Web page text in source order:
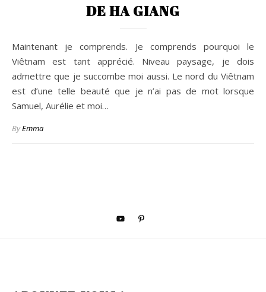
DE HA GIANG
Maintenant je comprends. Je comprends pourquoi le
Viêtnam est tant apprécié. Niveau paysage, je dois
admettre que je succombe moi aussi. Le nord du Viêtnam
est d’une telle beauté que je n’ai pas de mot lorsque
Samuel, Aurélie et moi…
ByEmma